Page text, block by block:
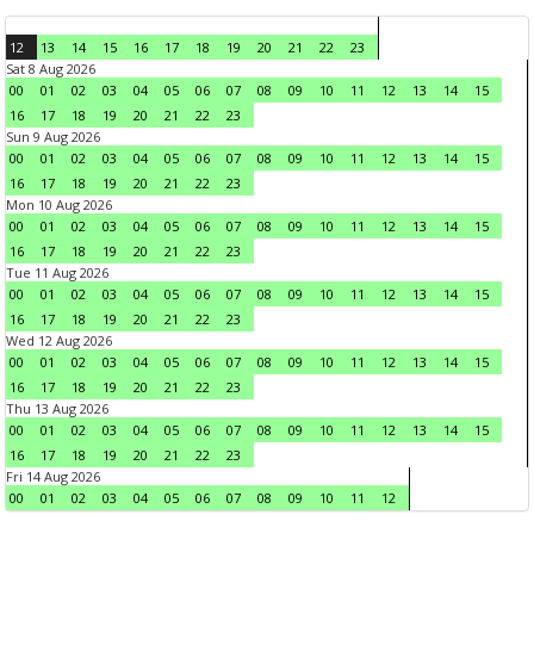
12 13 14 15 16 17 18 19 20 21 22
23
Sat 8 Aug 2026
00
01 02 03 04 05 06 07 08 09 10 11 12 13 14
15
16
17 18 19 20 21 22
23
Sun 9 Aug 2026
00
01 02 03 04 05 06 07 08 09 10 11 12 13 14
15
16
17 18 19 20 21 22
23
Mon 10 Aug 2026
00
01 02 03 04 05 06 07 08 09 10 11 12 13 14
15
16
17 18 19 20 21 22
23
Tue 11 Aug 2026
00
01 02 03 04 05 06 07 08 09 10 11 12 13 14
15
16
17 18 19 20 21 22
23
Wed 12 Aug 2026
00
01 02 03 04 05 06 07 08 09 10 11 12 13 14
15
16
17 18 19 20 21 22
23
Thu 13 Aug 2026
00
01 02 03 04 05 06 07 08 09 10 11 12 13 14
15
16
17 18 19 20 21 22
23
Fri 14 Aug 2026
00
01 02 03 04 05 06 07 08 09 10 11 12